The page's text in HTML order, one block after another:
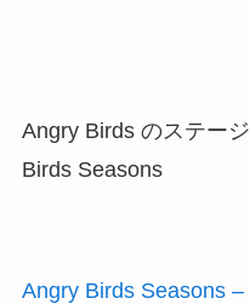
Angry Birds のステー
Birds Seasons
Angry Birds Seasons